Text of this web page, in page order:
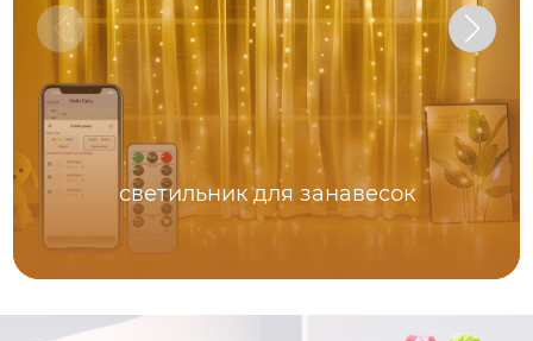
светильник для занавесок